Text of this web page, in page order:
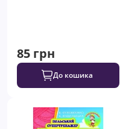
85 грн
До кошика